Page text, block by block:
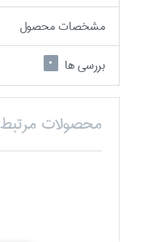
مشخصات محصول
بررسی ها
0
محصولات مرتبط